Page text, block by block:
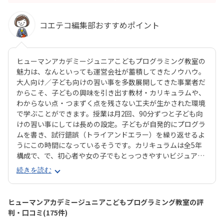
コエテコ編集部おすすめポイント
ヒューマンアカデミージュニアこどもプログラミング教室の
魅力は、なんといっても運営会社が蓄積してきたノウハウ。
大人向け／子ども向けの習い事を多数展開してきた事業者だ
からこそ、子どもの興味を引き出す教材・カリキュラムや、
わからない点・つまずく点を残さない工夫が生かされた環境
で学ぶことができます。授業は月2回、90分ずつと子ども向
けの習い事にしては長めの設定。子どもが自発的にプログラ
ムを書き、試行錯誤（トライアンドエラー）を繰り返せるよ
うにこの時間になっているそうです。カリキュラムは全5年
構成で、で、初心者や女の子でもとっつきやすいビジュアル
プログラミングツール「Scratch（スクラッチ）」から初め
て、エンジニアが実際に使用するプログラミング言語「Java
Script」までステップアップすることができます。ベーシッ
クコースではマウス操作など、パソコンの操作自体から学べ
るので、自宅でまったくパソコンをさわったことのないお子
さんでも戸惑うことなく授業に入っていけるでしょう。大学
続きを読む
ヒューマンアカデミージュニアこどもプログラミング教室の評
判・口コミ(175件)